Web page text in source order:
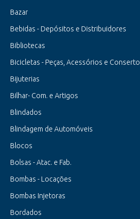
Bazar
Bebidas - Depósitos e Distribuidores
Bibliotecas
Bicicletas - Peças, Acessórios e Conserto
Bijuterias
Bilhar- Com. e Artigos
Blindados
Blindagem de Automóveis
Blocos
Bolsas - Atac. e Fab.
Bombas - Locações
Bombas Injetoras
Bordados